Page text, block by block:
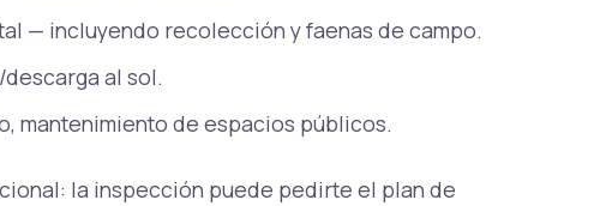
— incluyendo recolección y faenas de campo.
al sol.
mantenimiento de espacios públicos.
la inspección puede pedirte el plan de